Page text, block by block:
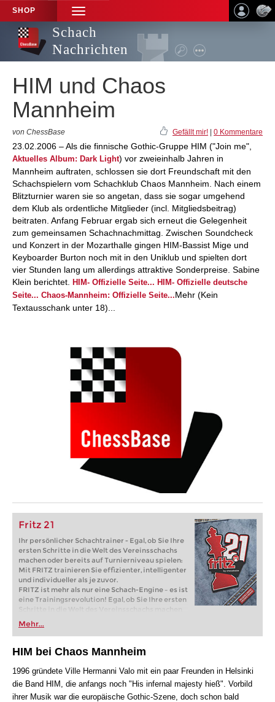
SHOP
TOGGLE
NAVIGATION
Schach
Nachrichten
HIM und Chaos
Mannheim
von ChessBase Gefällt mir! 0 Kommentare
23.02.2006 – Als die finnische Gothic-Gruppe HIM ("Join me",
Aktuelles Album: Dark Light) vor zweieinhalb Jahren in
Mannheim auftraten, schlossen sie dort Freundschaft mit den
Schachspielern vom Schachklub Chaos Mannheim. Nach einem
Blitzturnier waren sie so angetan, dass sie sogar umgehend
dem Klub als ordentliche Mitglieder (incl. Mitgliedsbeitrag)
beitraten. Anfang Februar ergab sich erneut die Gelegenheit
zum gemeinsamen Schachnachmittag. Zwischen Soundcheck
und Konzert in der Mozarthalle gingen HIM-Bassist Mige und
Keyboarder Burton noch mit in den Uniklub und spielten dort
vier Stunden lang um allerdings attraktive Sonderpreise. Sabine
Klein berichtet.
HIM- Offizielle Seite... HIM- Offizielle deutsche
Seite... Chaos-Mannheim: Offizielle Seite...Mehr (Kein
Textausschank unter 18)...
Fritz 21
Ihr persönlicher Schachtrainer - Egal, ob Sie Ihre
ersten Schritte in die Welt des Vereinsschachs
machen oder bereits auf Turnierniveau spielen:
Mit FRITZ trainieren Sie effizienter, intelligenter
und individueller als je zuvor.
FRITZ ist mehr als nur eine Schach-Engine – es ist
eine Trainingsrevolution! Egal, ob Sie Ihre ersten
Schritte in die Welt des Vereinsschachs machen
oder bereits auf Turnierniveau spielen: Mit
FRITZ trainieren Sie effizienter, intelligenter und
individueller als je zuvor.
Mehr...
HIM bei Chaos Mannheim
1996 gründete Ville Hermanni Valo mit ein paar Freunden in Helsinki
die Band HIM, die anfangs noch "His infernal majesty hieß". Vorbild
ihrer Musik war die europäische Gothic-Szene, doch schon bald